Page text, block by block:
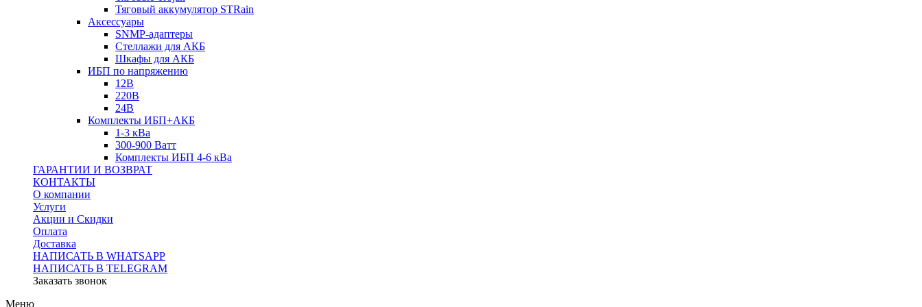
Тяговый аккумулятор STRain
Аксессуары
SNMP-адаптеры
Стеллажи для АКБ
Шкафы для АКБ
ИБП по напряжению
12В
220В
24В
Комплекты ИБП+АКБ
1-3 кВа
300-900 Ватт
Комплекты ИБП 4-6 кВа
ГАРАНТИИ И ВОЗВРАТ
КОНТАКТЫ
О компании
Услуги
Акции и Скидки
Оплата
Доставка
НАПИСАТЬ В WHATSAPP
НАПИСАТЬ В TELEGRAM
Заказать звонок
Меню